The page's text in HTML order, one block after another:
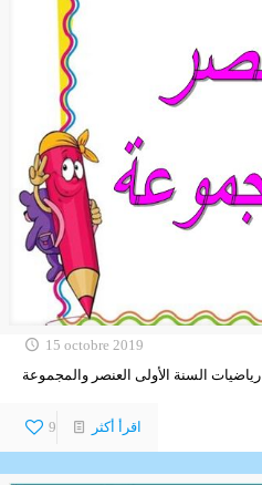
15 octobre 2019
رياضيات السنة الأولى العنصر والمجموعة
9 اقرأ أكثر